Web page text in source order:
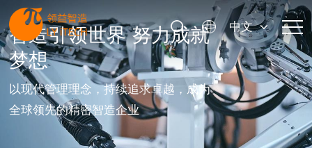
中文
智造引领世界 努力成就
梦想
以现代管理理念，持续追求卓越，成为
全球领先的精密智造企业
值得信赖
核心供应商
在全球范围内为
结构件、模组等
解决方案。